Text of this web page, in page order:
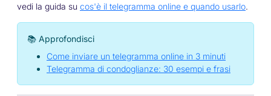
vedi la guida su cos'è il telegramma online e quando usarlo.
📚 Approfondisci
Come inviare un telegramma online in 3 minuti
Telegramma di condoglianze: 30 esempi e frasi